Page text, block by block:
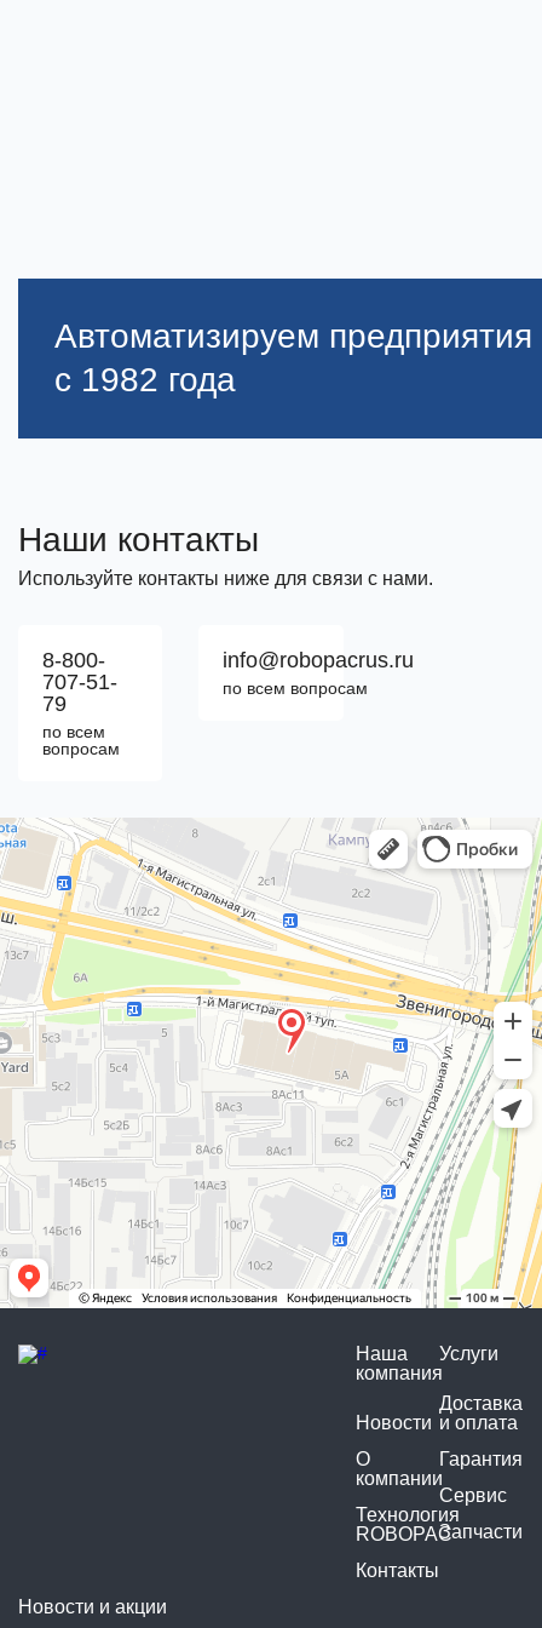
Автоматизируем предприятия
с 1982 года
Наши контакты
Используйте контакты ниже для связи с нами.
8-800-
707-51-
79
по всем
вопросам
info@robopacrus.ru
по всем вопросам
Наша
компания
Новости
О
компании
Технология
ROBOPAC
Контакты
Услуги
Доставка
и оплата
Гарантия
Сервис
Запчасти
Новости и акции